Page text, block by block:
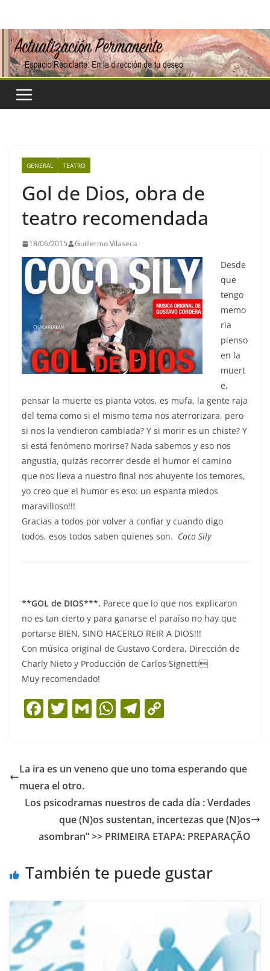
contenido
GENERAL TEATRO
Gol de Dios, obra de
teatro recomendada
18/06/2015 Guillermo Vilaseca
Desde
que
tengo
memo
ria
pienso
en la
muert
e,
pensar la muerte es pianta votos, es mufa, la gente raja
del tema como si el mismo tema nos aterrorizara, pero
si nos la vendieron cambiada? Y si morir es un chiste? Y
si está fenómeno morirse? Nada sabemos y eso nos
angustia, quizás recorrer desde el humor el camino
que nos lleva a nuestro final nos ahuyente los temores,
yo creo que el humor es eso: un espanta miedos
maravilloso!!!
Gracias a todos por volver a confiar y cuando digo
todos, esos todos saben quienes son. Coco Sily
**GOL de DIOS***. Parece que lo que nos explicaron
no es tan cierto y para ganarse el paraíso no hay que
portarse BIEN, SINO HACERLO REIR A DIOS!!!
Con música original de Gustavo Cordera, Dirección de
Charly Nieto y Producción de Carlos Signetti
Muy recomendado!
F
e
b
o
k
T
er
G
l
W
s
p
p
T
gr
m
y
n
k
La ira es un veneno que uno toma esperando que
muera el otro.
Los psicodramas nuestros de cada día : Verdades
que (N)os sustentan, incertezas que (N)os
asombran” >> PRIMEIRA ETAPA: PREPARAÇÃO
También te puede gustar